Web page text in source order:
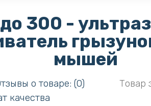
300 -
мышей
о товаре: (0)
Товар
качества